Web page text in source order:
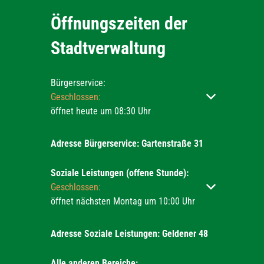
Öffnungszeiten der
Stadtverwaltung
Bürgerservice:
Klicken, um weitere Öffnungs- oder Schließzeiten
Geschlossen:
öffnet heute um 08:30 Uhr
Adresse Bürgerservice: Gartenstraße 31
Soziale Leistungen (offene Stunde):
Klicken, um weitere Öffnungs- oder Schließzeiten
Geschlossen:
öffnet nächsten Montag um 10:00 Uhr
Adresse Soziale Leistungen: Geldener 48